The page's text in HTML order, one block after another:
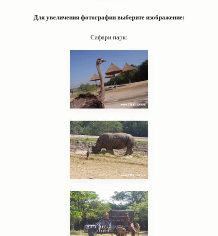
Для увеличения фотографии выберите изображение:
Сафари парк: